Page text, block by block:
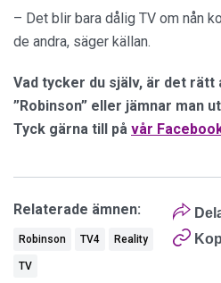
– Det blir bara dålig TV om nån
de andra, säger källan.
Vad tycker du själv, är det
”Robinson” eller jämnar man
Tyck gärna till på vår
Relaterade ämnen:
Robinson TV4 Reality
TV